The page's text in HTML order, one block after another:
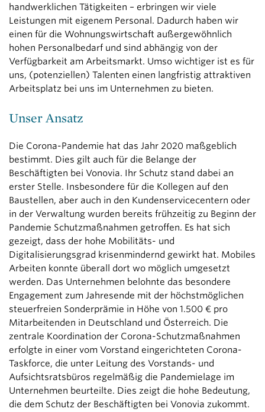
handwerklichen Tätigkeiten – erbringen wir viele
Leistungen mit eigenem Personal. Dadurch haben wir
einen für die Wohnungswirtschaft außergewöhnlich
hohen Personalbedarf und sind abhängig von der
Verfügbarkeit am Arbeitsmarkt. Umso wichtiger ist es für
uns, (potenziellen) Talenten einen langfristig attraktiven
Arbeitsplatz bei uns im Unternehmen zu bieten.
Unser Ansatz
Die Corona-Pandemie hat das Jahr 2020 maßgeblich
bestimmt. Dies gilt auch für die Belange der
Beschäftigten bei Vonovia. Ihr Schutz stand dabei an
erster Stelle. Insbesondere für die Kollegen auf den
Baustellen, aber auch in den Kundenservicecentern oder
in der Verwaltung wurden bereits frühzeitig zu Beginn der
Pandemie Schutzmaßnahmen getroffen. Es hat sich
gezeigt, dass der hohe Mobilitäts- und
Digitalisierungsgrad krisenmindernd gewirkt hat. Mobiles
Arbeiten konnte überall dort wo möglich umgesetzt
werden. Das Unternehmen belohnte das besondere
Engagement zum Jahresende mit der höchstmöglichen
steuerfreien Sonderprämie in Höhe von 1.500 € pro
Mitarbeitenden in Deutschland und Österreich. Die
zentrale Koordination der Corona-Schutzmaßnahmen
erfolgte in einer vom Vorstand eingerichteten Corona-
Taskforce, die unter Leitung des Vorstands- und
Aufsichtsratsbüros regelmäßig die Pandemielage im
Unternehmen beurteilte. Dies zeigt die hohe Bedeutung,
die dem Schutz der Beschäftigten bei Vonovia zukommt.